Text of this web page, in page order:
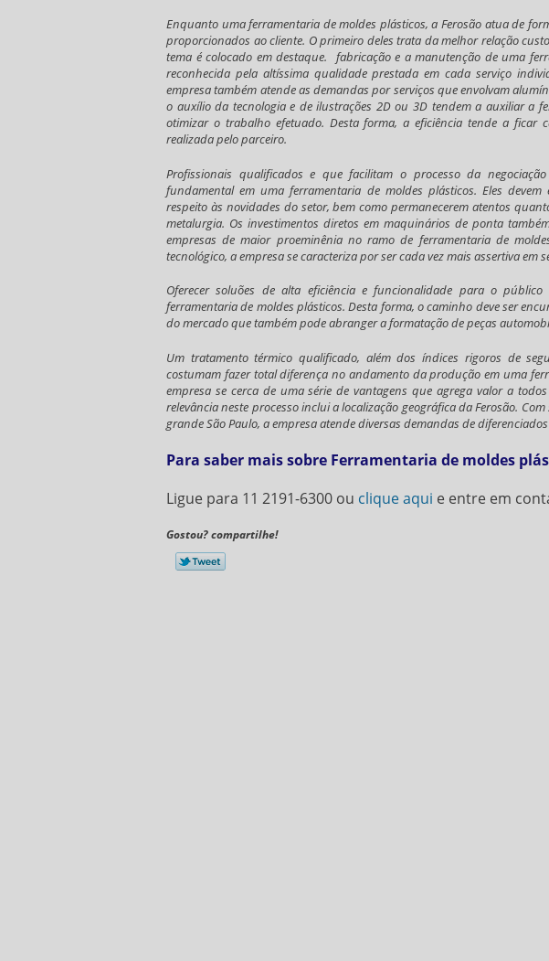
Enquanto umaferramentaria de moldes plásticos, a Ferosão atua de
proporcionados ao cliente. O primeiro deles trata da melhor relação
tema é colocado em destaque. fabricação e a manutenção de uma
reconhecida pela altíssima qualidade prestada em cada serviço
empresa também atende as demandas por serviços que envolvam
o auxílio da tecnologia e de ilustrações 2D ou 3D tendem a auxiliar a
otimizar o trabalho efetuado. Desta forma, a eficiência tende a ficar
realizada pelo parceiro.
Profissionais qualificados e que facilitam o processo da
fundamental em umaferramentaria de moldes plásticos. Eles
respeito às novidades do setor, bem como permanecerem atentos
metalurgia. Os investimentos diretos em maquinários de ponta
empresas de maior proeminênia no ramo de ferramentaria de
tecnológico, a empresa se caracteriza por ser cada vez mais assertiva em
Oferecer soluões de alta eficiência e funcionalidade para o
ferramentaria de moldes plásticos. Desta forma, o caminho deve ser
do mercado que também pode abranger a formatação de peças
Um tratamento térmico qualificado, além dos índices rigoros de
costumam fazer total diferença no andamento da produção em uma
empresa se cerca de uma série de vantagens que agrega valor a
relevância neste processo inclui a localização geográfica da Ferosão.
grande São Paulo, a empresa atende diversas demandas de
Para saber mais sobre Ferramentaria de moldes
Ligue para 11 2191-6300 ou clique aqui e entre em
Gostou? compartilhe!